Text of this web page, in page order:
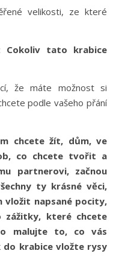
velikosti, ze které
Cokoliv tato krabice
že máte možnost si
podle vašeho přání
chcete žít, dům, ve
co chcete tvořit a
partnerovi, začnou
ty krásné věci,
napsané pocity,
které chcete
malujte to, co vás
do krabice vložte rysy